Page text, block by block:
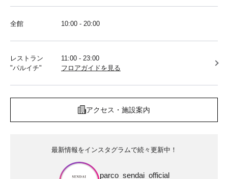
全館 10:00 - 20:00
レストラン
"パルイチ"
11:00 - 23:00
フロアガイドを見る
アクセス・施設案内
最新情報をインスタグラムで続々更新中！
parco_sendai_official